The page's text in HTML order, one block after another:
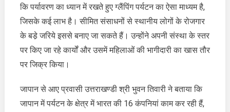
कि पर्यावरण का ध्यान में रखते हुए ग्लैंपिंग पर्यटन का ऐसा माध्यम है,
जिसके कई लाभ है। सीमित संसाधनों से स्थानीय लोगों के रोजगार
के बडे़ जरिये इससे बनाए जा सकते हैं। उन्होंने अपनी संस्था के स्तर
पर किए जा रहे कार्यों और उसमें महिलाओं की भागीदारी का खास तौर
पर जिक्र किया।
जापान से आए प्रवासी उत्तराखण्डी श्री भुवन तिवारी ने बताया कि
जापान में पर्यटन के क्षेत्र में भारत की 16 कंपनियां काम कर रही हैं,